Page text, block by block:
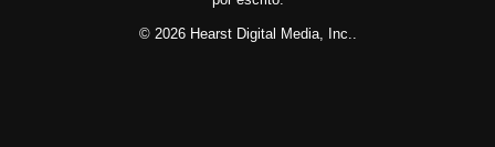
© 2026 Hearst Digital Media, Inc..